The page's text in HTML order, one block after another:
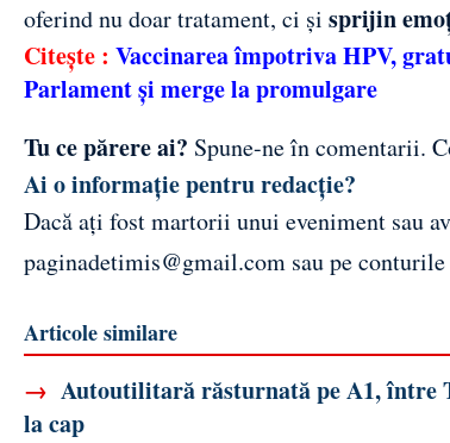
oferind nu doar tratament, ci și sprijin
Citește : Vaccinarea împotriva HPV,
Parlament și merge la promulgare
Tu ce părere ai? Spune-ne în comentarii.
Ai o informație pentru redacție?
Dacă ați fost martorii unui eveniment sau
paginadetimis@gmail.com sau pe
Articole similare
→ Autoutilitară răsturnată pe A1, între
la cap